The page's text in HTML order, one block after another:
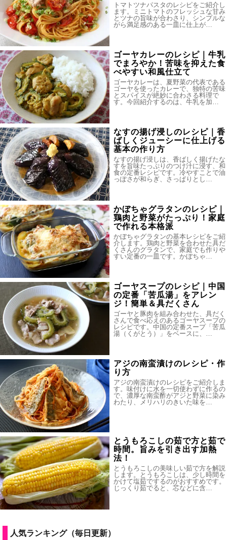
トマトツナパスタのレシピをご紹介し
ます。ミニトマトのフレッシュな甘み
とツナの旨味が合わさり、シンプルな
がら満足感のある一皿に仕上が…
ゴーヤカレーのレシピ｜牛乳
でまろやか！苦味を抑えた食
べやすい和風仕立て
ゴーヤカレーは、夏野菜の代表である
ゴーヤを使ったカレーで、独特の苦味
とスパイスが絶妙に合わさる料理で
す。今回紹介するのは、牛乳を加…
なすの揚げ浸しのレシピ｜香
ばしくジューシーに仕上げる
基本の作り方
なすの揚げ浸しは、香ばしく揚げたな
すを旨味たっぷりのつけ汁に浸す、和
食の定番レシピです。冷やすことで油
っぽさが和らぎ、さっぱりとし…
かぼちゃグラタンのレシピ｜
鶏肉と野菜がたっぷり！家庭
で作れる本格派
かぼちゃグラタンの基本レシピをご紹
介します。鶏肉と野菜を合わせた具だ
くさんのグラタンで、家庭でも作りや
すい定番の一皿です。かぼちゃ…
ゴーヤスープのレシピ｜中国
の定番「苦瓜湯」をアレン
ジ！簡単＆具だくさん
ゴーヤと豚肉を組み合わせた、具だく
さんで食べ応えのあるゴーヤスープの
レシピです。中国の定番スープ「苦瓜
湯（くがとう）」をベースに、…
アジの南蛮漬けのレシピ・作
り方
アジの南蛮漬けのレシピをご紹介しま
す。味付けに水を一切使わずに作るの
で、濃厚な南蛮酢がアジと野菜に染み
わたり、メリハリのきいた味を…
とうもろこしの茹で方と茹で
時間。旨みを引き出す加熱
法！
とうもろこしの美味しい茹で方を解説
します。とうもろこしは、少し時間を
かけて塩茹でするのがおすすめです。
じっくり茹でると、芯などに含…
人気ランキング（毎日更新）